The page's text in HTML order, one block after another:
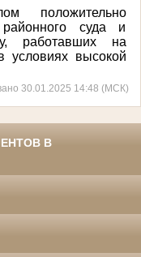
положительно
суда и
работавших на
условиях высокой
30.01.2025 14:48 (МСК)
В